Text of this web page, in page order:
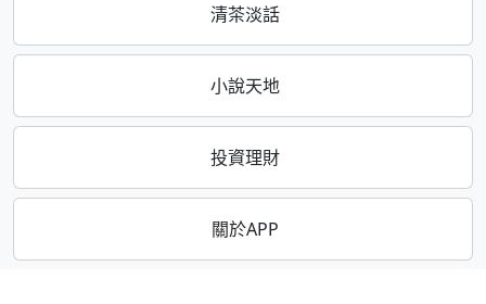
清茶淡話
小說天地
投資理財
關於APP